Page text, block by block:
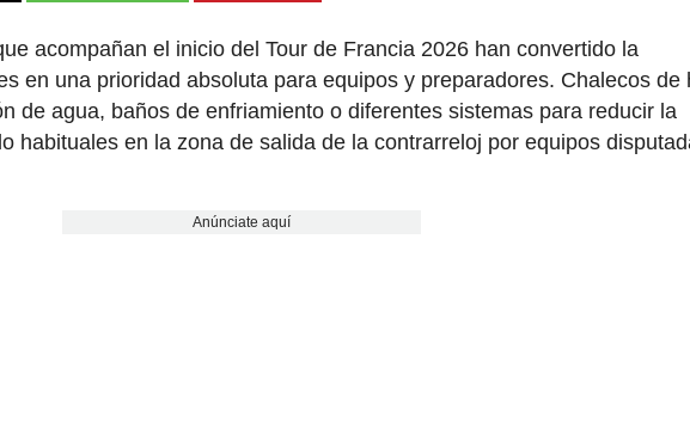
acompañan el inicio del Tour de Francia 2026 han convertido la
en una prioridad absoluta para equipos y preparadores. Chalecos de
de agua, baños de enfriamiento o diferentes sistemas para reducir la
habituales en la zona de salida de la contrarreloj por equipos
Anúnciate aquí